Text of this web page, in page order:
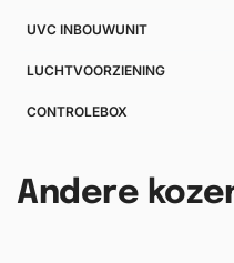
UVC INBOUWUNIT
LUCHTVOORZIENING
CONTROLEBOX
Andere